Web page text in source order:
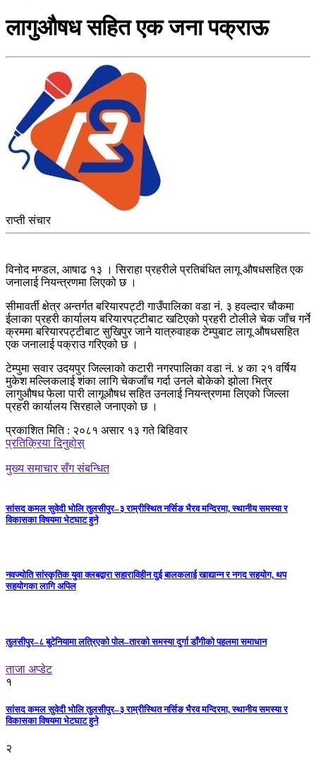
लागुऔषध सहित एक जना पक्राऊ
राप्ती संचार
विनोद मण्डल, आषाढ १३ । सिराहा प्रहरीले प्रतिबंधित लागू औषधसहित एक
जनालाई नियन्त्रणमा लिएको छ ।
सीमावर्ती क्षेत्र अन्तर्गत बरियारपट्टी गाउँपालिका वडा नं. ३ हवल्दार चौकमा
ईलाका प्रहरी कार्यालय बरियारपट्टीबाट खटिएको प्रहरी टोलीले चेक जाँच गर्ने
क्रममा बरियारपट्टीबाट सुखिपुर जाने यात्रुवाहक टेम्पुबाट लागू औषधसहित
एक जनालाई पक्राउ गरिएको छ ।
टेम्पुमा सवार उदयपुर जिल्लाको कटारी नगरपालिका वडा नं. ४ का २१ वर्षिय
मुकेश मल्लिकलाई शंका लागि चेकजाँच गर्दा उनले बोकेको झोला भित्र
लागुऔषध फेला पारी लागूऔषध सहित उनलाई नियन्त्रणमा लिएको जिल्ला
प्रहरी कार्यालय सिरहाले जनाएको छ ।
प्रकाशित मिति : २०८१ असार १३ गते बिहिवार
प्रतिक्रिया दिनुहोस्
मुख्य समाचार सँग संबन्धित
सांसद कमल सुवेदी भोलि तुलसीपुर–३ राम्रीस्थित नर्सिङ भैरव मन्दिरमा, स्थानीय समस्या र
विकासका विषयमा भेटघाट हुने
नवज्योति सांस्कृतिक युवा क्लबद्वारा सहाराविहीन दुई बालकलाई खाद्यान्न र नगद सहयोग, थप
सहयोगका लागि अपिल
तुलसीपुर–८ बुटेनियामा लत्रिएको पोल–तारको समस्या दुर्गा डाँगीको पहलमा समाधान
ताजा अप्डेट
१
सांसद कमल सुवेदी भोलि तुलसीपुर–३ राम्रीस्थित नर्सिङ भैरव मन्दिरमा, स्थानीय समस्या र
विकासका विषयमा भेटघाट हुने
२